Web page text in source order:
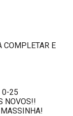
COMPLETAR E
0-25
NOVOS!!